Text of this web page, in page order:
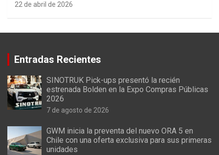
22 de abril de 2026
Entradas Recientes
SINOTRUK Pick-ups presentó la recién
estrenada Bolden en la Expo Compras Públicas
2026
7 de agosto de 2026
GWM inicia la preventa del nuevo ORA 5 en
Chile con una oferta exclusiva para sus primeras
unidades